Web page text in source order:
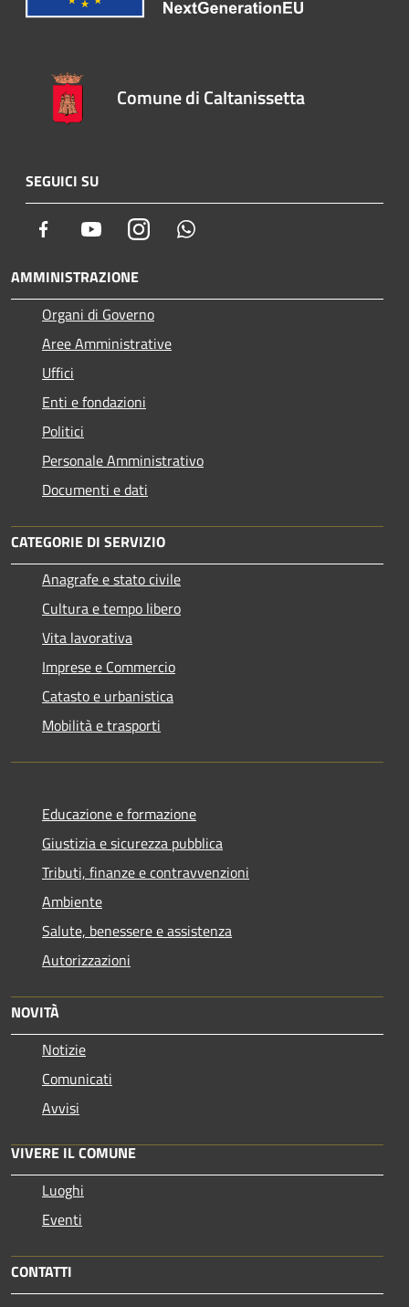
Comune di Caltanissetta
SEGUICI SU
Facebook YoutubeInstagram
AMMINISTRAZIONE
Organi di Governo
Aree Amministrative
Uffici
Enti e fondazioni
Politici
Personale Amministrativo
Documenti e dati
CATEGORIE DI SERVIZIO
Anagrafe e stato civile
Cultura e tempo libero
Vita lavorativa
Imprese e Commercio
Catasto e urbanistica
Mobilità e trasporti
Educazione e formazione
Giustizia e sicurezza pubblica
Tributi, finanze e contravvenzioni
Ambiente
Salute, benessere e assistenza
Autorizzazioni
NOVITÀ
Notizie
Comunicati
Avvisi
VIVERE IL COMUNE
Luoghi
Eventi
CONTATTI